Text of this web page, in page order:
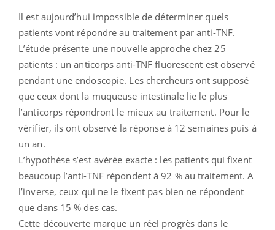
Il est aujourd’hui impossible de déterminer quels
patients vont répondre au traitement par anti-TNF.
L’étude présente une nouvelle approche chez 25
patients : un anticorps anti-TNF fluorescent est observé
pendant une endoscopie. Les chercheurs ont supposé
que ceux dont la muqueuse intestinale lie le plus
l’anticorps répondront le mieux au traitement. Pour le
vérifier, ils ont observé la réponse à 12 semaines puis à
un an.
L’hypothèse s’est avérée exacte : les patients qui fixent
beaucoup l’anti-TNF répondent à 92 % au traitement. A
l’inverse, ceux qui ne le fixent pas bien ne répondent
que dans 15 % des cas.
Cette découverte marque un réel progrès dans le